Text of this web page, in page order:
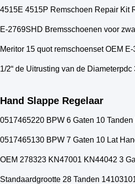
4515E 4515P Remschoen Repair Kit
E-2769SHD Bremsschoenen voor
Meritor 15 quot remschoenset OEM
1/2“ de Uitrusting van de
Hand Slappe Regelaar
0517465220 BPW 6 Gaten 10
0517465130 BPW 7 Gaten 10 Lat
OEM 278323 KN47001 KN44042 3
Standaardgrootte 28 Tanden